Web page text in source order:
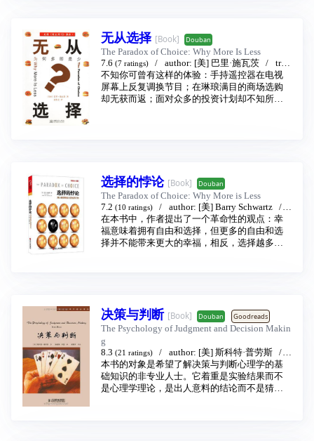
100
《黑天鵝效應》作者塔雷伯大力推崇──《快思
慢想》是人類社會思想史上的里程碑，媲美亞
當斯密的《國富論》和佛洛依德的《夢的解
析》。包括《蘋果橘子經濟學》、《為什麼你
看不見大猩猩》、《推力》、《別讓科技統治
你》、《大腦決策手冊》、《快樂為什麼不幸
見，召喚所有理性出來打仗？我們總以為能駕
馭自己的思考，事實上，人們的行為常常受到
未知因素所影響。我們對思考的機制充滿假設
與誤解，又很依賴直覺的感知和記憶，常常做
出因個人偏見導致的錯誤決策。
如果你希望自己更聰明、更冷靜，就要學會掌
握「快思」與「慢想」的遊戲規則。
現，什麼時候該三思而行，該運用哪些技巧來
避免常常使我們陷入麻煩的思考偏誤，以及如
何在商場、職場和個人生活中做出更好的選
擇。
閱讀本書就像是一趟心智突破之旅，康納曼有
如一位稱職的導遊，沿途為我們解說思考到底
是怎麼一回事，系統1（直覺式思考）和系統2
（邏輯式思考）這兩個主角在各種心理劇碼中
高智商，就意味着能做出正确的、好的决策？
错！
理性心理学的开山之作
2010年格文美尔教育奖 获奖作品
美国心理学会终身成就奖获得者 基思•斯坦诺维
奇
颠覆传统智商观念 引领全人类 迈入理性时代
数学家在毫无利好消息的情况，大量买入持续
下跌的股票，最终输掉所有积蓄；
受过高等教育的专业人士去墨西哥找赤脚医生
看病，而不选择经过科学检验的医疗方法；
大学历史教授加入邪教组织；
在高中当老师的邻居拉朋友做传销……
绝大多数人都认为“善于思考”包括明智的判断与
是否能做出好的决策。
想要过上更好的生活，达成人生的目标，拥有
高智力还不够，还要拥有高理性。个体如果出
现理性障碍，直接的实际后果就是生活不如
意，错失本应取得的人生成就。本书认为，我
们可以把对人类在真实世界中明智行动至关重
要的理性从智力概念中剥离出来，并且，个体
的“理商”可以通过学习而得到提升。
无从选择 [Book] Douban
The Paradox of Choice: Why More Is Less
7.6 (7 ratings) author: [美] 巴里·施瓦茨
slator:凌伟文 publishing house:中国商务出
版社
2005 - 10
不知你可曾有这样的体验：手持遥控器在电视
屏幕上反复调换节目；在琳琅满目的商场选购
却无获而返；面对众多的投资计划却不知所
要的东西。但选择是件好事并不等于更多的选
择会更好。相反，过量的选择往往会让你在决
定之前就开始自我怀疑，也会让你设定不切实
际的期望，更会让你对失败的决定而自怨自
艾。长此以往，这会导致人们决策的迟钝，情
绪的焦虑和心理上的抑郁。而当今的消费文化
和心理上所造成的伤害，并通过生动的实例及
浅显的推理，揭示了选择数量的急剧上升，不
仅没有带给人们更多地自由和自决权，反而形
成了社会性的问题。作者最后提出了11 个解决
问题的方法，希望人们将选项控制在力所能及
的范围内，并养成放弃的习惯，从而在自己的
决定中享受生活的乐趣。
选择的悖论 [Book] Douban
The Paradox of Choice: Why More is Less
7.2 (10 ratings) author: [美] Barry Schwartz
t
ranslator: 梁嘉歆 /黄子威 …
publishing hous
e:浙江人民出版社 2013 - 3
在本书中，作者提出了一个革命性的观点：幸
福意味着拥有自由和选择，但更多的自由和选
择并不能带来更大的幸福，相反，选择越多，
们做出了正确的选择，也不一定会感到满足，
因为适应效应、比较、机会成本等因素会降低
我们的主观感受。
决策与判断 [Book] Douban Goodreads
The Psychology of Judgment and Decision Makin
g
8.3 (21 ratings) author: [美] 斯科特·普劳斯
t
ranslator:施俊琦 /王星 publishing house:人
民邮电出版社
2004 - 9
本书的对象是希望了解决策与判断心理学的基
础知识的非专业人士。它着重是实验结果而不
是心理学理论，是出人意料的结论而不是猜